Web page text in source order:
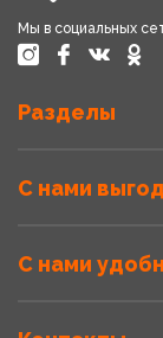
Мы в социальных
Разделы
С нами
С нами